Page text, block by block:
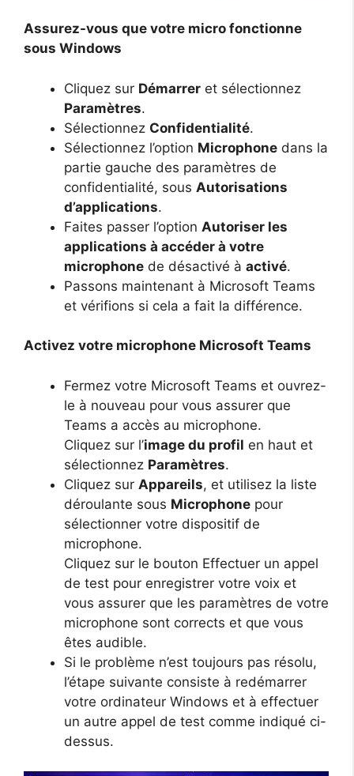
Assurez-vous que votre micro fonctionne
sous Windows
Cliquez sur Démarrer et sélectionnez
Paramètres.
Sélectionnez Confidentialité.
Sélectionnez l’option Microphone dans la
partie gauche des paramètres de
confidentialité, sous Autorisations
d’applications.
Faites passer l’option Autoriser les
applications à accéder à votre
microphone de désactivé à activé.
Passons maintenant à Microsoft Teams
et vérifions si cela a fait la différence.
Activez votre microphone Microsoft Teams
Fermez votre Microsoft Teams et ouvrez-
le à nouveau pour vous assurer que
Teams a accès au microphone.
Cliquez sur l’image du profil en haut et
sélectionnez Paramètres.
Cliquez sur Appareils, et utilisez la liste
déroulante sous Microphone pour
sélectionner votre dispositif de
microphone.
Cliquez sur le bouton Effectuer un appel
de test pour enregistrer votre voix et
vous assurer que les paramètres de votre
microphone sont corrects et que vous
êtes audible.
Si le problème n’est toujours pas résolu,
l’étape suivante consiste à redémarrer
votre ordinateur Windows et à effectuer
un autre appel de test comme indiqué ci-
dessus.